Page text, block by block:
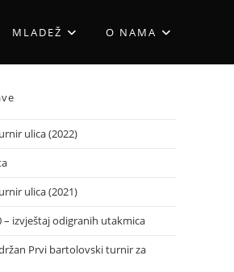
MLADEŽ O NAMA
ulica (2022)
ulica (2021)
– izvještaj odigranih utakmica
Prvi bartolovski turnir za